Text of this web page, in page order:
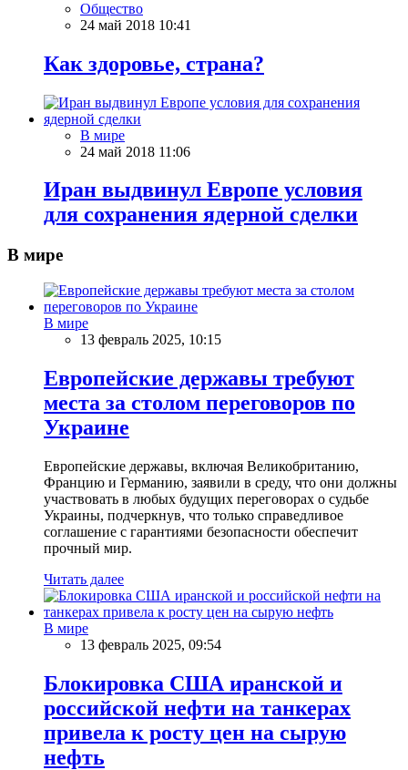
Общество
24 май 2018 10:41
Как здоровье, страна?
В мире
24 май 2018 11:06
Иран выдвинул Европе условия
для сохранения ядерной сделки
В мире
В мире
13 февраль 2025, 10:15
Европейские державы требуют
места за столом переговоров по
Украине
Европейские державы, включая Великобританию,
Францию и Германию, заявили в среду, что они должны
участвовать в любых будущих переговорах о судьбе
Украины, подчеркнув, что только справедливое
соглашение с гарантиями безопасности обеспечит
прочный мир.
Читать далее
В мире
13 февраль 2025, 09:54
Блокировка США иранской и
российской нефти на танкерах
привела к росту цен на сырую
нефть